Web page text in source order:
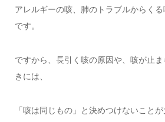
アレルギーの咳、肺のトラブルからく
です。
ですから、長引く咳の原因や、咳が止
きには、
「咳は同じもの」と決めつけないことが